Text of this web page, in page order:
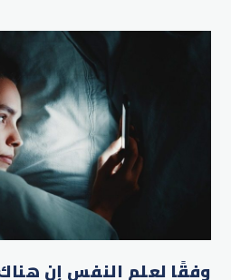
وفقًا لعلم النفس إن